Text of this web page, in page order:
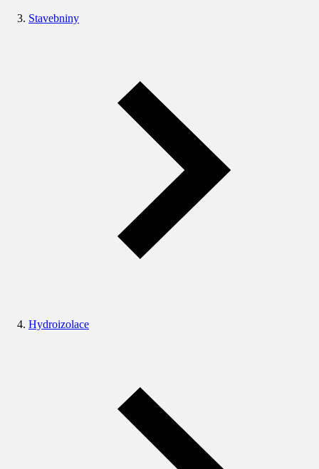
Stavebniny
Hydroizolace